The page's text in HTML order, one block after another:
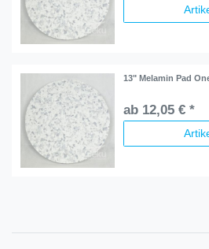
13" Melamin Pad
ab 12,05 € *